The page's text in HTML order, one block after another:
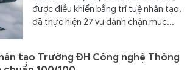
được điều khiển bằng trí tuệ nhân tạo,
đã thực hiện 27 vụ đánh chặn mục...
tạo Trường ĐH Công nghệ Thông